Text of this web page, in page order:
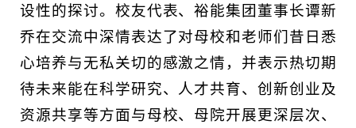
设性的探讨。校友代表、裕能集团董事长谭新
乔在交流中深情表达了对母校和老师们昔日悉
心培养与无私关切的感激之情，并表示热切期
待未来能在科学研究、人才共育、创新创业及
资源共享等方面与母校、母院开展更深层次、